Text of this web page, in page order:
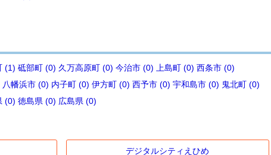
(1) 砥部町 (0) 久万高原町 (0) 今治市 (0) 上島町 (0) 西条市 (0)
八幡浜市 (0) 内子町 (0) 伊方町 (0) 西予市 (0) 宇和島市 (0) 鬼北町 (0)
(0) 徳島県 (0) 広島県 (0)
デジタルシティえひめ